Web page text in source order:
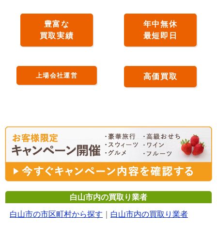
豊富な
買取実績
年中無休
最短即日
上場会社運営 高価買取
白山市内の買取り業者
白山市の市区町村から探す 白山市内の買取り業者